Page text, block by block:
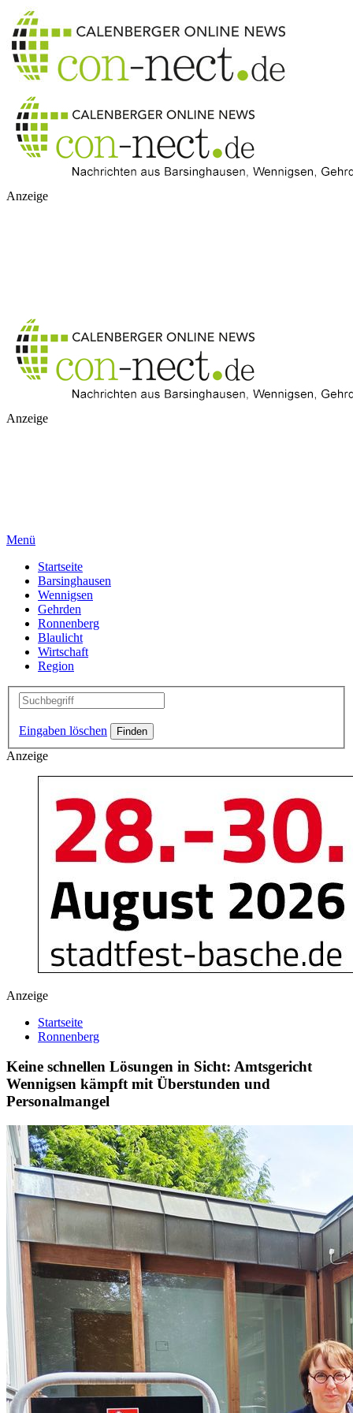
Anzeige
Anzeige
Menü
Startseite
Barsinghausen
Wennigsen
Gehrden
Ronnenberg
Blaulicht
Wirtschaft
Region
Eingaben löschen
Anzeige
Anzeige
Startseite
Ronnenberg
Keine schnellen Lösungen in Sicht: Amtsgericht
Wennigsen kämpft mit Überstunden und
Personalmangel